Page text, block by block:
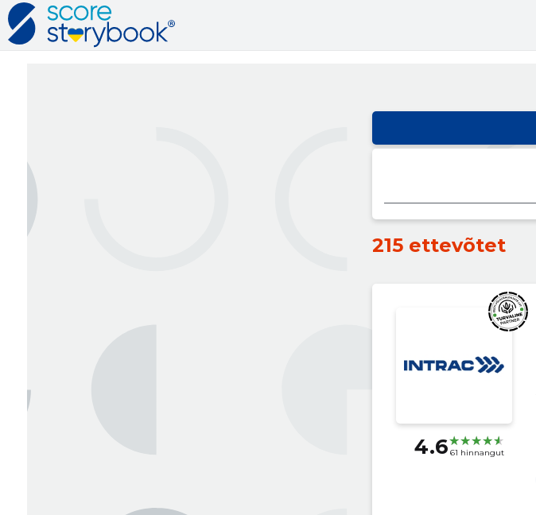
215 ettevõtet
4.6 61 hinnangut